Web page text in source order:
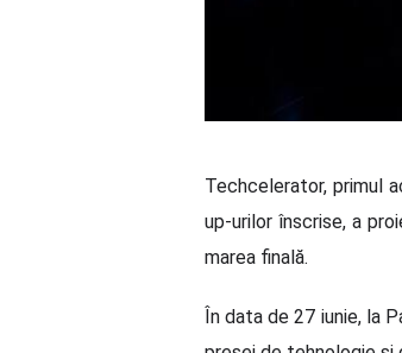
Techcelerator, primul
up-urilor înscrise, a
marea finală.
În data de 27 iunie, la